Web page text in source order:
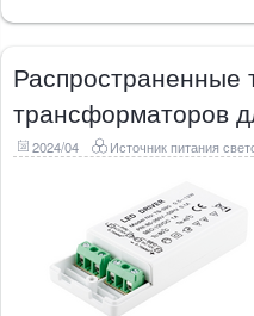
Распространенные
трансформаторов
2024/04 Источник питания